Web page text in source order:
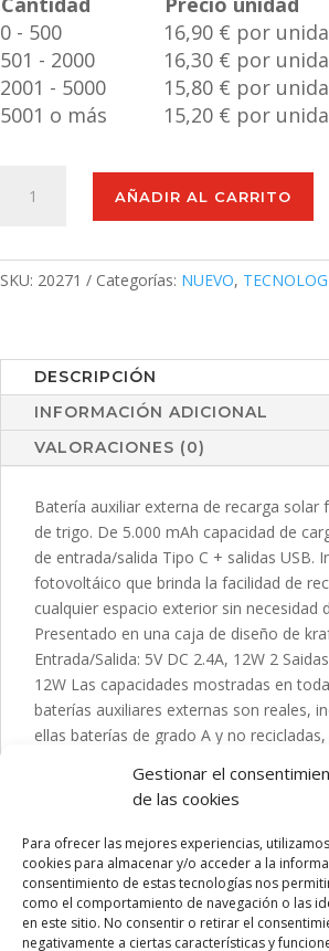
Gestionar el
de las cookies
Para ofrecer las mejores experiencias,
cookies para almacenar y/o acceder a la
consentimiento de estas tecnologías nos
como el comportamiento de navegación o las
en este sitio. No consentir o retirar el
negativamente a ciertas características y
0 - 500
16,90 € por
501 - 2000
16,30 € por
2001 - 5000
15,80 € por
5001 o más
15,20 € por
Bank
AÑADIR AL CARRITO
SKU: 20271 Categorías: NUEVO,
DESCRIPCIÓN
INFORMACIÓN ADICIONAL
VALORACIONES (0)
Batería auxiliar externa de recarga solar
de trigo. De 5.000 mAh capacidad de
de entrada/salida Tipo C + salidas USB.
fotovoltáico que brinda la facilidad de
cualquier espacio exterior sin necesidad
Presentado en una caja de diseño de
Entrada/Salida: 5V DC 2.4A, 12W 2
12W Las capacidades mostradas en
baterías auxiliares externas son reales,
ellas baterías de grado A y no
Además, están fabricadas conforme a
RoHS y en cumplimiento con los
seguridad: Sistema de protección contra
power bank. Sistema de protección
completa que proporciona una mayor
power bank. Sistema de bloqueo para
Sistema de transferencia de carga